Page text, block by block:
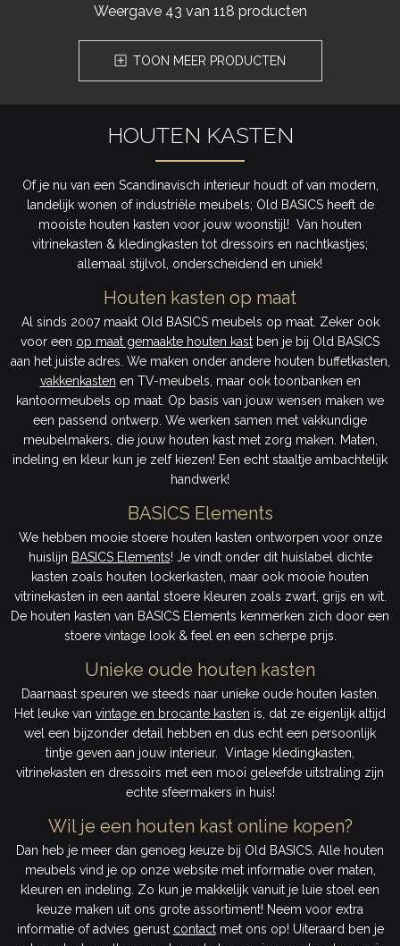
Weergave 43 van 118 producten
TOON MEER PRODUCTEN
HOUTEN KASTEN
Of je nu van een Scandinavisch interieur houdt of van modern,
landelijk wonen of industriële meubels; Old BASICS heeft de
mooiste houten kasten voor jouw woonstijl! Van houten
vitrinekasten & kledingkasten tot dressoirs en nachtkastjes;
allemaal stijlvol, onderscheidend en uniek!
Houten kasten op maat
Al sinds 2007 maakt Old BASICS meubels op maat. Zeker ook
voor een op maat gemaakte houten kast ben je bij Old BASICS
aan het juiste adres. We maken onder andere houten buffetkasten,
vakkenkasten en TV-meubels, maar ook toonbanken en
kantoormeubels op maat. Op basis van jouw wensen maken we
een passend ontwerp. We werken samen met vakkundige
meubelmakers, die jouw houten kast met zorg maken. Maten,
indeling en kleur kun je zelf kiezen! Een echt staaltje ambachtelijk
handwerk!
BASICS Elements
We hebben mooie stoere houten kasten ontworpen voor onze
huislijn BASICS Elements! Je vindt onder dit huislabel dichte
kasten zoals houten lockerkasten, maar ook mooie houten
vitrinekasten in een aantal stoere kleuren zoals zwart, grijs en wit.
De houten kasten van BASICS Elements kenmerken zich door een
stoere vintage look & feel en een scherpe prijs.
Unieke oude houten kasten
Daarnaast speuren we steeds naar unieke oude houten kasten.
Het leuke van vintage en brocante kasten is, dat ze eigenlijk altijd
wel een bijzonder detail hebben en dus echt een persoonlijk
tintje geven aan jouw interieur. Vintage kledingkasten,
vitrinekasten en dressoirs met een mooi geleefde uitstraling zijn
echte sfeermakers in huis!
Wil je een houten kast online kopen?
Dan heb je meer dan genoeg keuze bij Old BASICS. Alle houten
meubels vind je op onze website met informatie over maten,
kleuren en indeling. Zo kun je makkelijk vanuit je luie stoel een
keuze maken uit ons grote assortiment! Neem voor extra
informatie of advies gerust contactmet ons op! Uiteraard ben je